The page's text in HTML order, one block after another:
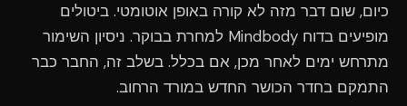
כיום, שום דבר מזה לא קורה באופן אוטומטי. ביטולים
מופיעים בדוח Mindbody למחרת בבוקר. ניסיון השימור
מתרחש ימים לאחר מכן, אם בכלל. בשלב זה, החבר כבר
התמקם בחדר הכושר החדש במורד הרחוב.